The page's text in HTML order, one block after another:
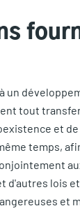
un
tout
et
temps,
d'autres
et